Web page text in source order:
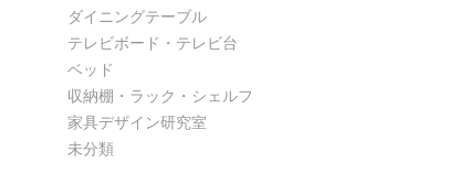
ダイニングテーブル
テレビボード・テレビ台
ベッド
収納棚・ラック・シェルフ
家具デザイン研究室
未分類